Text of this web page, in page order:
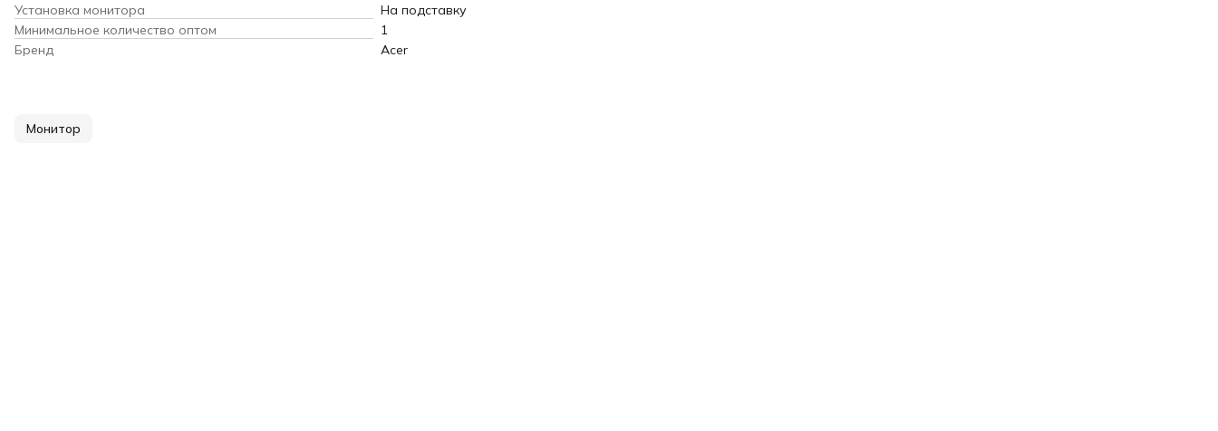
Установка монитора
На подставку
Минимальное количество оптом
1
Бренд
Acer
Монитор